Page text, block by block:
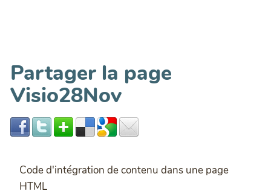
Partager la page
Visio28Nov
Code d'intégration de contenu dans une page
HTML